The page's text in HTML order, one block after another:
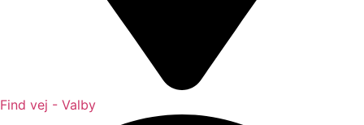
Find vej - Valby